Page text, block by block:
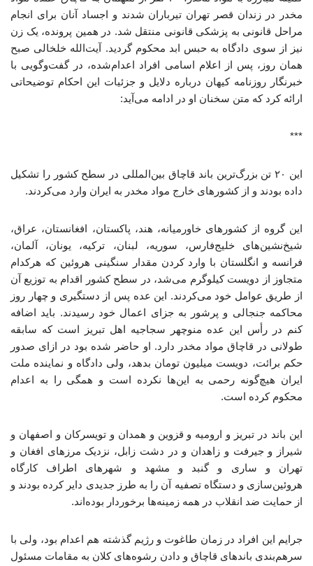
مخدر در زندان قصر تهران تیرباران شدند و اجساد آنان برای انجام
مراحل قانونی به پزشکی قانونی منتقل شد. در همین پرونده، یک زن
نیز از سوی دادگاه به حبس ابد محکوم گردید. آیت‌الله خلخالی صبح
همان روز، پس از اعلام اسامی افراد اعدام‌شده، در گفت‌وگویی با
خبرنگار روزنامه کیهان درباره دلایل و جزئیات این احکام توضیحاتی
ارائه کرد که متن سخنان او در ادامه می‌آید:
***
این ۲۰ تن بزرگ‌ترین باند قاچاق بین‌المللی در سطح کشور را تشکیل
داده بودند و از کشورهای خارج مواد مخدر به ایران وارد می‌کردند.
این گروه از کشورهای خاورمیانه، هند، پاکستان، افغانستان، عراق،
شیخ‌نشین‌های خلیج‌فارس، سوریه، لبنان، ترکیه، یونان، آلمان،
فرانسه و انگلستان با وارد کردن مقدار سنگینی هروئین که هرکدام
متجاوز از دویست کیلوگرم می‌شد، در سطح کشور اقدام به توزیع آن
از طریق عوامل خود می‌کردند. این عده پس از دستگیری و چهار روز
محاکمه جنجالی و پرشور به جزای اعمال خود رسیدند. باید اضافه
کنم در رأس این عده منوچهر سجاجیه اهل تبریز است که سابقه
طولانی در قاچاق مواد مخدر دارد. او حاضر شده بود در ازای صدور
حکم برائت، دویست میلیون تومان بدهد، ولی دادگاه و نماینده ملت
ایران هیچ‌گونه رحمی به این‌ها نکرده است و همگی را به اعدام
محکوم کرده است.
این باند در تبریز و ارومیه و قزوین و همدان و تویسرکان و اصفهان و
شیراز و جیرفت و زاهدان و در دشت زابل، نزدیک مرزهای افغان و
تهران و ساری و گنبد و مشهد و شهرهای اطراف کارگاه
هروئین‌سازی و دستگاه تصفیه آن را به طرز جدیدی دایر کرده بودند و
از حمایت ضد انقلاب در همه زمینه‌ها برخوردار بوده‌اند.
جرایم این افراد در زمان طاغوت و رژیم گذشته هم اعدام بود، ولی با
سرهم‌بندی باندهای قاچاق و دادن رشوه‌های کلان به مقامات مسئول